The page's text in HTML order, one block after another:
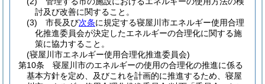
討及び改善に関すること。
(3)
市長及び次条に規定する寝屋川市エネルギー使用合理
化推進委員会が決定したエネルギーの合理化に関する施
策に協力すること。
(寝屋川市エネルギー使用合理化推進委員会)
第10条
寝屋川市のエネルギーの使用の合理化の推進に係る
基本方針を定め、及びこれを計画的に推進するため、寝屋